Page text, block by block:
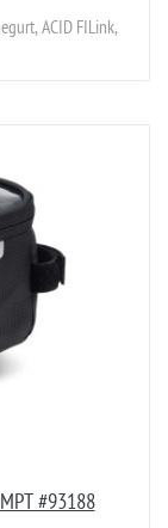
ACID FILink,
#93188